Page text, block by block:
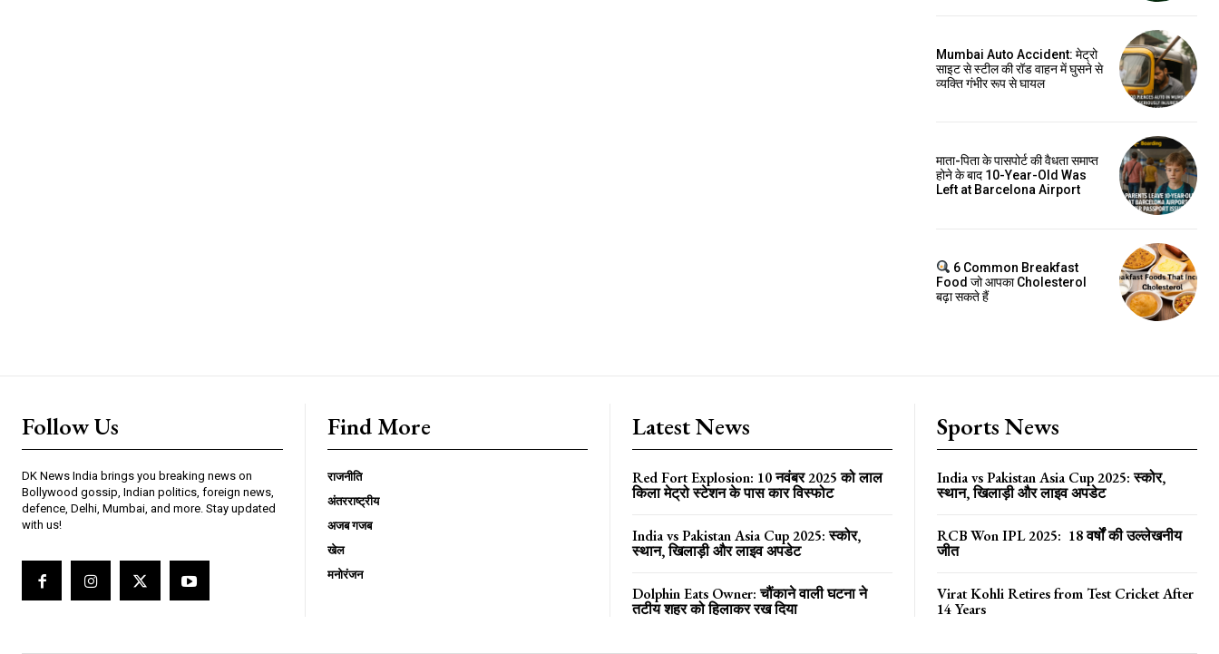
Mumbai Auto Accident: मेट्रो
साइट से स्टील की रॉड वाहन में घुसने से
व्यक्ति गंभीर रूप से घायल
माता-पिता के पासपोर्ट की वैधता समाप्त
होने के बाद 10-Year-Old Was
Left at Barcelona Airport
6 Common Breakfast
Food जो आपका Cholesterol
बढ़ा सकते हैं
Follow Us
DK News India brings you breaking news on
Bollywood gossip, Indian politics, foreign news,
defence, Delhi, Mumbai, and more. Stay updated
with us!
Find More
राजनीति
अंतरराष्ट्रीय
अजब गजब
खेल
मनोरंजन
Latest News
Red Fort Explosion: 10 नवंबर 2025 को लाल
किला मेट्रो स्टेशन के पास कार विस्फोट
India vs Pakistan Asia Cup 2025: स्कोर,
स्थान, खिलाड़ी और लाइव अपडेट
Dolphin Eats Owner: चौंकाने वाली घटना ने
तटीय शहर को हिलाकर रख दिया
Sports News
India vs Pakistan Asia Cup 2025: स्कोर,
स्थान, खिलाड़ी और लाइव अपडेट
RCB Won IPL 2025: 18 वर्षों की उल्लेखनीय
जीत
Virat Kohli Retires from Test Cricket After
14 Years